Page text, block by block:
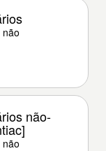
não-